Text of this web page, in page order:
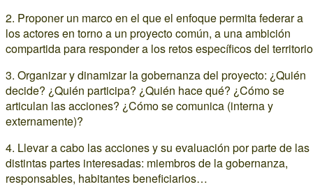
2. Proponer un marco en el que el enfoque permita federar a
los actores en torno a un proyecto común, a una ambición
compartida para responder a los retos específicos del
3. Organizar y dinamizar la gobernanza del proyecto: ¿Quién
decide? ¿Quién participa? ¿Quién hace qué? ¿Cómo se
articulan las acciones? ¿Cómo se comunica (interna y
externamente)?
4. Llevar a cabo las acciones y su evaluación por parte de las
distintas partes interesadas: miembros de la gobernanza,
responsables, habitantes beneficiarios…